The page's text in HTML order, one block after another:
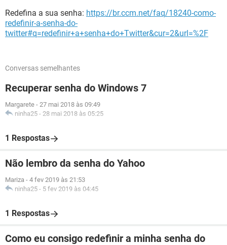
Redefina a sua senha: https://br.ccm.net/faq/18240-como-
redefinir-a-senha-do-
twitter#q=redefinir+a+senha+do+Twitter&cur=2&url=%2F
Conversas semelhantes
Recuperar senha do Windows 7
Margarete - 27 mai 2018 às 09:49
ninha25 - 28 mai 2018 às 05:25
1 Respostas
Não lembro da senha do Yahoo
Mariza - 4 fev 2019 às 21:53
ninha25 - 5 fev 2019 às 04:45
1 Respostas
Como eu consigo redefinir a minha senha do